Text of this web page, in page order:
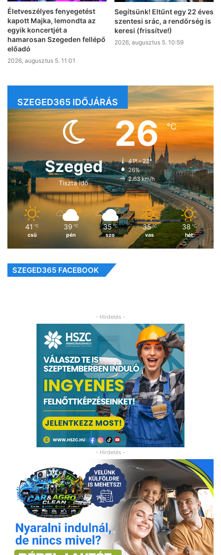
Életveszélyes fenyegetést
kapott Majka, lemondta az
egyik koncertjét a
hamarosan Szegeden fellépő
előadó
2026, augusztus 5. 11:01
Segítsünk! Eltűnt egy 22 éves
szentesi srác, a rendőrség is
keresi (frissítve!)
2026, augusztus 5. 10:59
SZEGED365 IDŐJÁRÁS
Szeged
Tiszta idő
26℃
41º - 23º
26%
2.63 km/h
41 ℃
csü
39 ℃
pén
35 ℃
szo
35 ℃
vas
38 ℃
hét
SZEGED365 FACEBOOK
- Hirdetés -
- Hirdetés -